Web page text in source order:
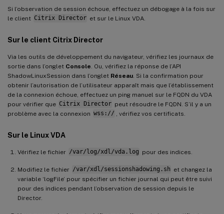
Si l’observation de session échoue, effectuez un débogage à la fois sur
le client Citrix Director et sur le Linux VDA.
Sur le client Citrix Director
Via les outils de développement du navigateur, vérifiez les journaux de
sortie dans l’onglet Console . Ou, vérifiez la réponse de l’API
ShadowLinuxSession dans l’onglet Réseau . Si la confirmation pour
obtenir l’autorisation de l’utilisateur apparaît mais que l’établissement
de la connexion échoue, effectuez un ping manuel sur le FQDN du VDA
pour vérifier que Citrix Director peut résoudre le FQDN. S’il y a un
problème avec la connexion wss:// , vérifiez vos certificats.
Sur le Linux VDA
Vérifiez le fichier /var/log/xdl/vda.log pour des indices.
Modifiez le fichier /var/xdl/sessionshadowing.sh et changez la
variable ‘logFile’ pour spécifier un fichier journal qui peut être suivi
pour des indices pendant l’observation de session depuis le
Director.